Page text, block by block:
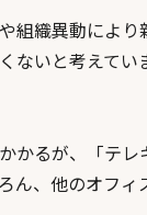
組織異動によ
ないと考えてい
かるが、「テレ
ん、他のオフィ